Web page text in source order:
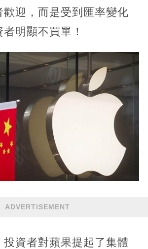
歡迎，而是受到匯率變化
明顯不買單！
ADVERTISEMENT
投資者對蘋果提起了集體